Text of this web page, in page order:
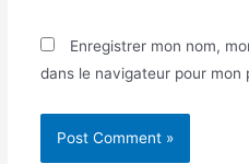
Enregistrer mon nom,
dans le navigateur pour mon